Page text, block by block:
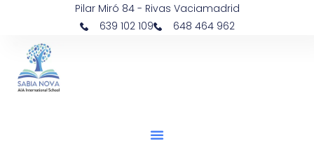
Pilar Miró 84 - Rivas Vaciamadrid
639 102 109
648 464 962